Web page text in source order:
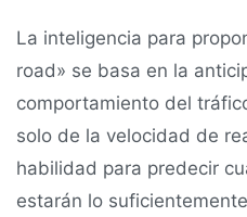
La inteligencia para
road» se basa en la
comportamiento del
solo de la velocidad de
habilidad para predecir
estarán lo